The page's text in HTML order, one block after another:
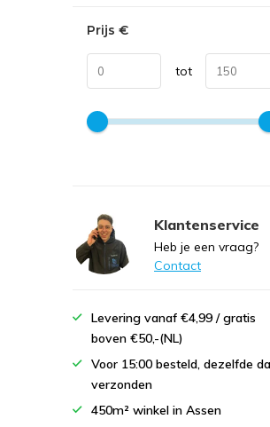
Prijs €
tot
Klantenservice
Heb je een vraag?
Contact
Levering vanaf €4,99 / gratis
boven €50,-(NL)
Voor 15:00 besteld, dezelfde
verzonden
450m² winkel in Assen